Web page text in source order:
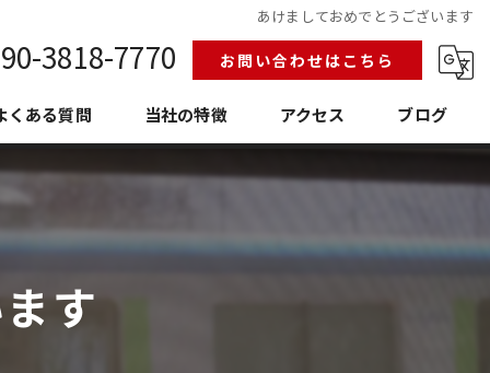
あけましておめでとうございます
3818-7770 お問い合わせはこちら
くある質問 当社の特徴
換気空調工事
アクセス ブログ
す